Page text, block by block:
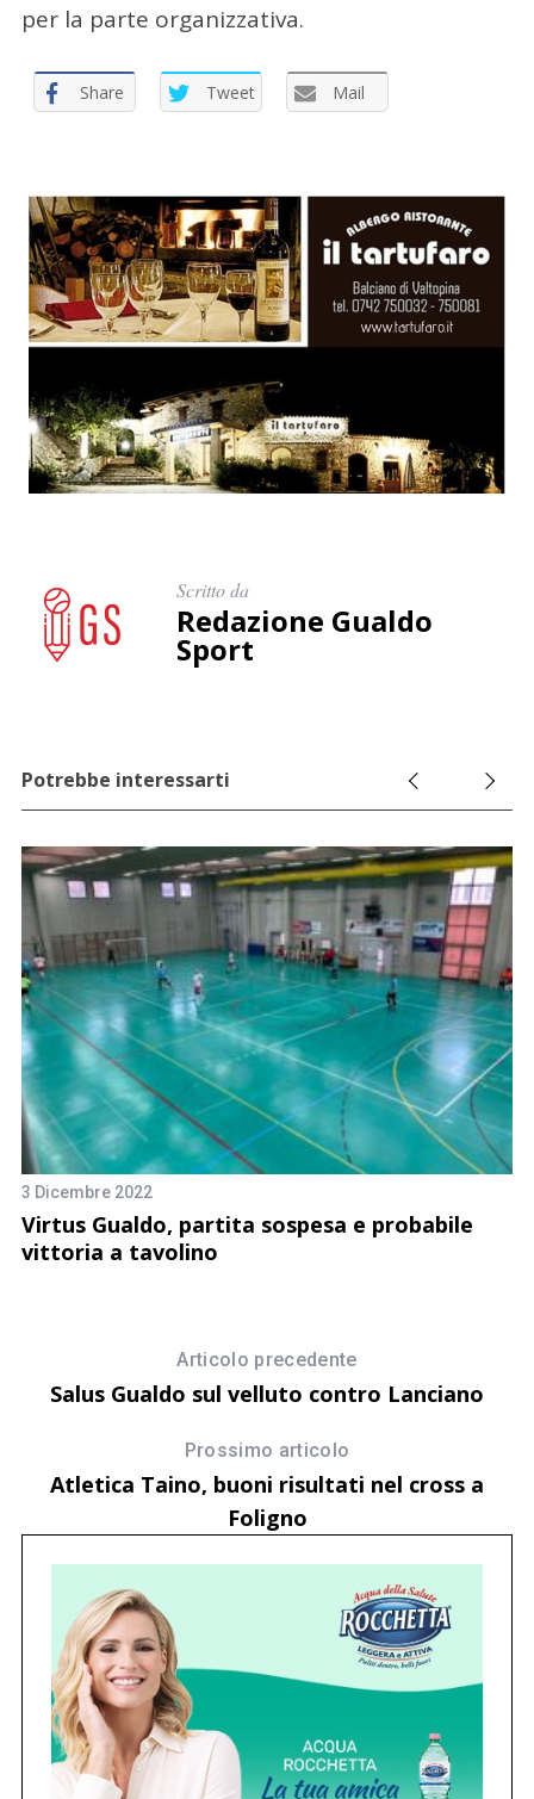
per la parte organizzativa.
Share Tweet Mail
Scritto da
Redazione Gualdo
Sport
Potrebbe interessarti
3 Dicembre 2022
Virtus Gualdo, partita sospesa e probabile
vittoria a tavolino
Articolo precedente
Salus Gualdo sul velluto contro Lanciano
Prossimo articolo
Atletica Taino, buoni risultati nel cross a
Foligno